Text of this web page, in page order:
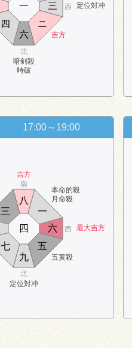
定位対冲
暗剣殺
時破
吉方
北
西
六
一
ニ
三
四
17:00～19:00
吉方
本命的殺
月命殺
最大吉方
定位対冲
五黄殺
南
北
西
九
一
三
四
五
六
七
八